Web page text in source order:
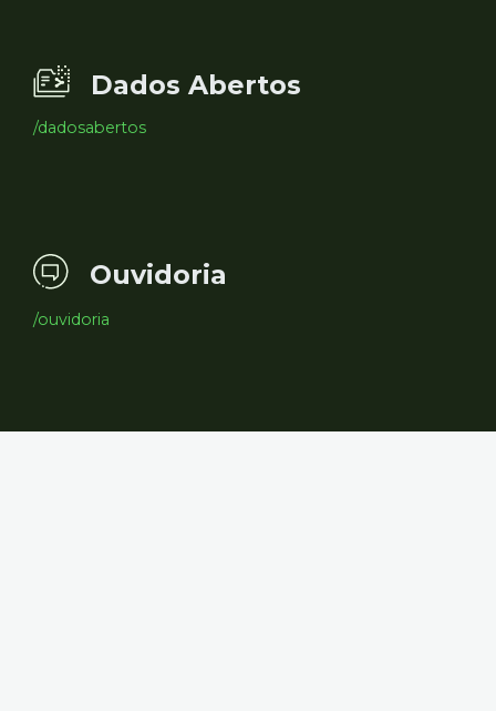
Dados Abertos
/dadosabertos
Ouvidoria
/ouvidoria